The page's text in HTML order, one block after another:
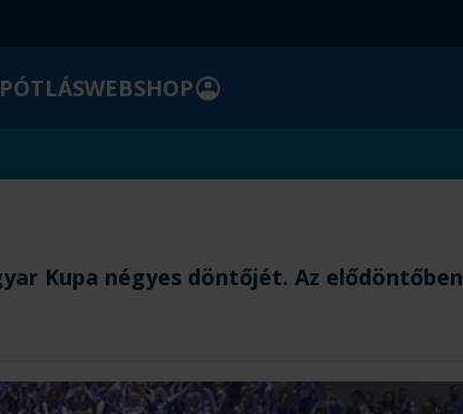
WEBSHOPBELÉPÉS
Kupa négyes döntőjét. Az